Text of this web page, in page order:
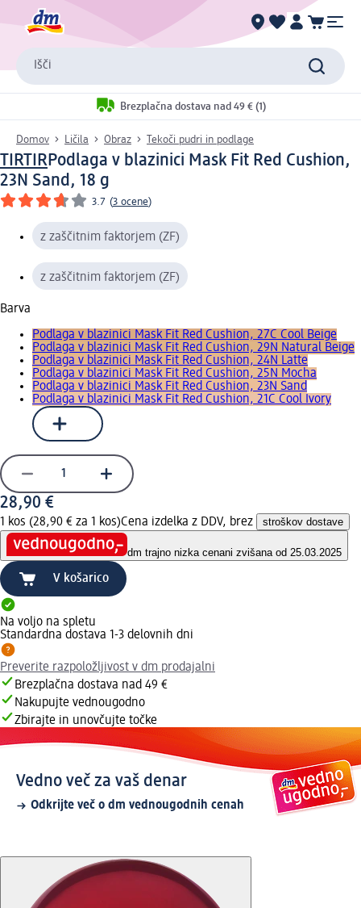
Išči
Brezplačna dostava nad 49 € (1)
Domov Ličila Obraz Tekoči pudri in podlage
TIRTIRPodlaga v blazinici Mask Fit Red Cushion,
23N Sand, 18 g
3.7 (3 ocene)
z zaščitnim faktorjem (ZF)
z zaščitnim faktorjem (ZF)
Barva
Podlaga v blazinici Mask Fit Red Cushion, 27C Cool Beige
Podlaga v blazinici Mask Fit Red Cushion, 29N Natural Beige
Podlaga v blazinici Mask Fit Red Cushion, 24N Latte
Podlaga v blazinici Mask Fit Red Cushion, 25N Mocha
Podlaga v blazinici Mask Fit Red Cushion, 23N Sand
Podlaga v blazinici Mask Fit Red Cushion, 21C Cool Ivory
28,90 €
1 kos (28,90 € za 1 kos)Cena izdelka z DDV, brez stroškov dostave
dm trajno nizka cenani zvišana od 25.03.2025
V košarico
Na voljo na spletu
Standardna dostava 1-3 delovnih dni
Preverite razpoložljivost v dm prodajalni
Brezplačna dostava nad 49 €
Nakupujte vednougodno
Zbirajte in unovčujte točke
Vedno več za vaš denar
Odkrijte več o dm vednougodnih cenah